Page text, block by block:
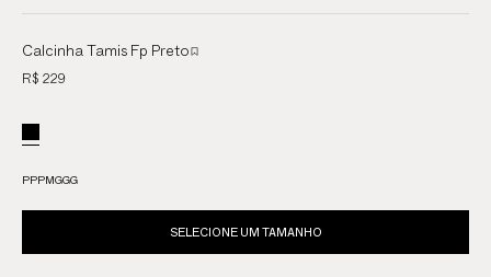
Calcinha Tamis Fp Preto
R$ 229
PPPMGGG
SELECIONE UM TAMANHO